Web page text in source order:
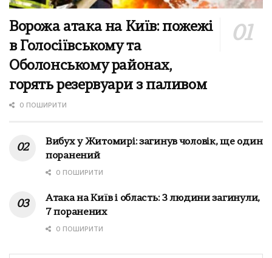
Ворожа атака на Київ: пожежі
в Голосіївському та
Оболонському районах,
горять резервуари з паливом
0 ПОШИРИТИ
Вибух у Житомирі: загинув чоловік, ще один
поранений
0 ПОШИРИТИ
Атака на Київ і область: 3 людини загинули,
7 поранених
0 ПОШИРИТИ